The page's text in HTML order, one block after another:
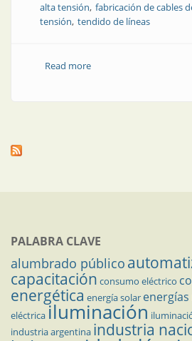
alta tensión fabricación de cables
tensión tendido de líneas
Read moreabout IMSA: experta en
PALABRA CLAVE
alumbrado público
capacitación consumo eléctrico
energética energía solar
eléctricailuminación
industria argentina industria